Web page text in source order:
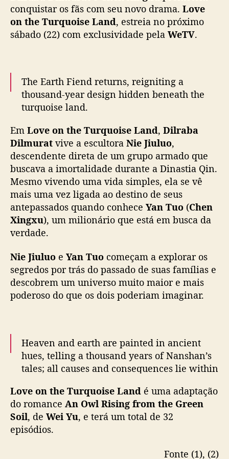
o
s
e
d
”
m
D
r
a
b
a
l
u
r
a
h
e
n
i
n
x
conquistar os fãs com seu novo drama. Love
on the Turquoise Land, estreia no próximo
sábado (22) com exclusividade pela WeTV.
The Earth Fiend returns, reigniting a
thousand-year design hidden beneath the
turquoise land.
🎬#LoveontheTurquoiseLandPremieres 22
November on WeTV exclusively.
✨Starring#Dilraba #ChenXingxu #ZhangLi#
枭起青壤 #迪丽热巴 #Dilireba #陈星旭 #张俪
#WeTV #WeTVAlwaysMore
pic.twitter.com/fu5nQ322lp
— WeTV.Official (@WeTVOfficial)
Em Love on the Turquoise Land, Dilraba
Dilmurat vive a escultora Nie Jiuluo,
descendente direta de um grupo armado que
buscava a imortalidade durante a Dinastia Qin.
Mesmo vivendo uma vida simples, ela se vê
mais uma vez ligada ao destino de seus
antepassados quando conhece Yan Tuo (Chen
Xingxu), um milionário que está em busca da
verdade.
Nie Jiuluo e Yan Tuo começam a explorar os
segredos por trás do passado de suas famílias e
descobrem um universo muito maior e mais
poderoso do que os dois poderiam imaginar.
Heaven and earth are painted in ancient
hues, telling a thousand years of Nanshan’s
tales; all causes and consequences lie within
🎬#LoveontheTurquoiseLandPremieres 22
November on WeTV exclusively.
Love on the Turquoise Land é uma adaptação
do romance An Owl Rising from the Green
Soil, de Wei Yu, e terá um total de 32
episódios.
Fonte (1), (2)